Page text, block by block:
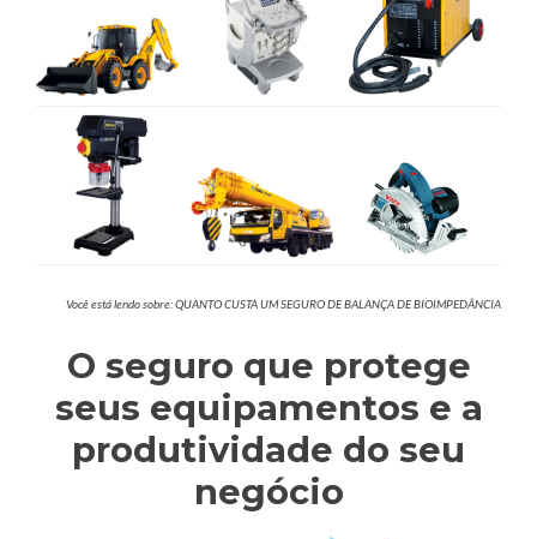
Você está lendo sobre: QUANTO CUSTA UM SEGURO DE BALANÇA DE BIOIMPEDÂNCIA
O seguro que protege
seus equipamentos e a
produtividade do seu
negócio